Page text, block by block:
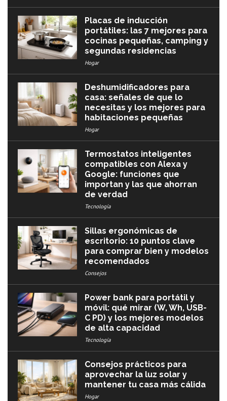
Placas de inducción
portátiles: las 7 mejores para
cocinas pequeñas, camping y
segundas residencias
Hogar
Deshumidificadores para
casa: señales de que lo
necesitas y los mejores para
habitaciones pequeñas
Hogar
Termostatos inteligentes
compatibles con Alexa y
Google: funciones que
importan y las que ahorran
de verdad
Tecnología
Sillas ergonómicas de
escritorio: 10 puntos clave
para comprar bien y modelos
recomendados
Consejos
Power bank para portátil y
móvil: qué mirar (W, Wh, USB-
C PD) y los mejores modelos
de alta capacidad
Tecnología
Consejos prácticos para
aprovechar la luz solar y
mantener tu casa más cálida
Hogar